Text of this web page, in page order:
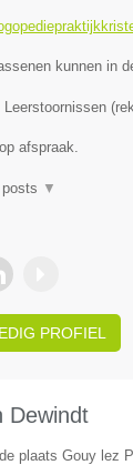
kunnen in
afspraak.
▼
PROFIEL
Dewindt
plaats Gouy lez